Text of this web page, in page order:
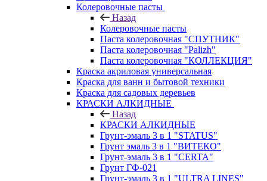
Колеровочные пасты
Назад
Колеровочные пасты
Паста колеровочная "СПУТНИК"
Паста колеровочная "Palizh"
Паста колеровочная "КОЛЛЕКЦИЯ"
Краска акриловая универсальная
Краска для ванн и бытовой техники
Краска для садовых деревьев
КРАСКИ АЛКИДНЫЕ
Назад
КРАСКИ АЛКИДНЫЕ
Грунт-эмаль 3 в 1 "STATUS"
Грунт эмаль 3 в 1 "ВИТЕКО"
Грунт-эмаль 3 в 1 "CERTA"
Грунт ГФ-021
Грунт-эмаль 3 в 1 "ULTRA LINES"